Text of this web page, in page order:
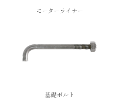
モーターライナー
基礎ボルト